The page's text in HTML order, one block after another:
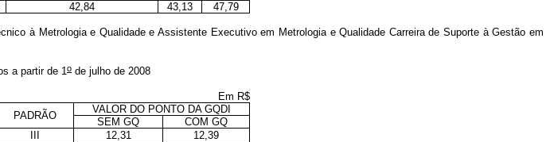
42,84 43,13 47,79
à Metrologia e Qualidade e Assistente Executivo em Metrologia e Qualidade Carreira de Suporte à Gestão em
a partir de 1o de julho de 2008
Em R$
PADRÃO
VALOR DO PONTO DA GQDI
SEM GQ
COM GQ
III 12,31
12,39